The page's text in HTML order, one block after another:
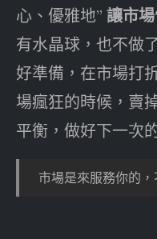
心、優雅地” 讓市
有水晶球，也不做
好準備，在市場打
場瘋狂的時候，賣
平衡，做好下一次
市場是來服務你的